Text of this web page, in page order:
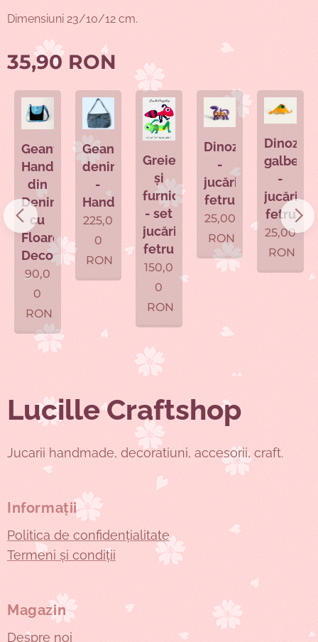
Dimensiuni 23/10/12 cm.
35,90RON
Geantă
Handmade
din
Denim
cu
Floare
Decorativă
90,0
0
RON
Geanta
denim
-
Handmade
225,0
0
RON
Greierele
și
furnica
- set
jucării
fetru
150,0
0
RON
Dinozaur
-
jucărie
fetru
25,00
RON
galben
-
jucărie
fetru
25,00
RON
Lucille Craftshop
Jucarii handmade, decoratiuni, accesorii, craft.
Informații
Politica de confidențialitate
Termeni și condiții
Magazin
Despre noi